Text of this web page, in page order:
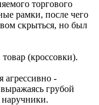
торгового
рамки, после чего
скрыться, но был
(кроссовки).
агрессивно -
грубой